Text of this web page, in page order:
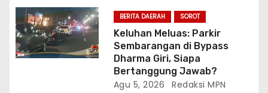
s
BERITA DAERAH SOROT
Keluhan Meluas: Parkir
Sembarangan di Bypass
Dharma Giri, Siapa
Bertanggung Jawab?
Agu 5, 2026 Redaksi MPN